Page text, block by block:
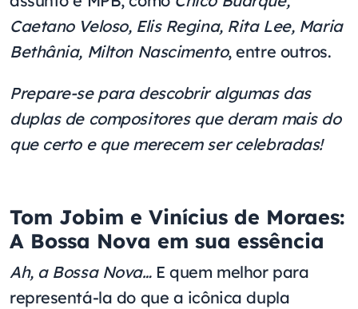
Caetano Veloso, Elis Regina, Rita Lee, Maria
Bethânia, Milton Nascimento, entre outros.
Prepare-se para descobrir algumas das
duplas de compositores que deram mais do
que certo e que merecem ser celebradas!
Tom Jobim e Vinícius de Moraes:
A Bossa Nova em sua essência
Ah, a Bossa Nova…E quem melhor para
representá-la do que a icônica dupla